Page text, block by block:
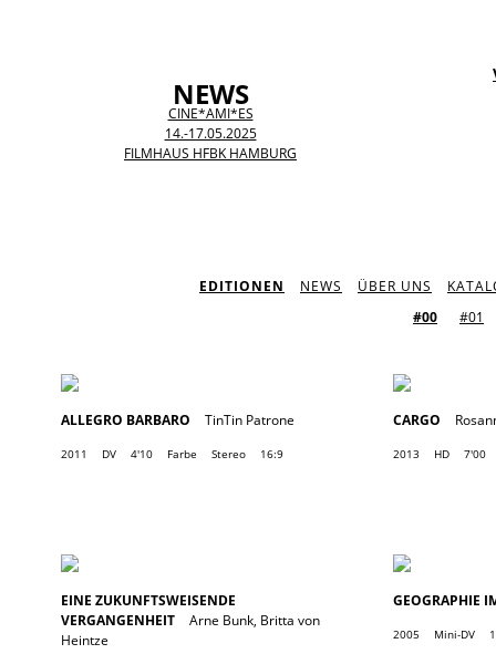
NEWS
CINE*AMI*ES
14.-17.05.2025
FILMHAUS HFBK HAMBURG
EDITIONEN NEWS ÜBER UNS
#00
#01
ALLEGRO BARBARO TinTin Patrone
2011 DV 4'10 Farbe Stereo 16:9
CARGO
2013 HD 7'00
EINE ZUKUNFTSWEISENDE
VERGANGENHEIT
Arne Bunk, Britta von
Heintze
GEOGRAPHIE
2005 Mini-DV